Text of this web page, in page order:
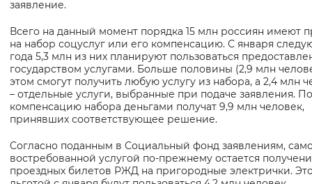
заявление.
Всего на данный момент порядка 15 млн россиян имеют
на набор соцуслуг или его компенсацию. С января
года 5,3 млн из них планируют пользоваться
государством услугами. Больше половины (2,9 млн
этом смогут получить любую услугу из набора, а 2,4 млн
– отдельные услуги, выбранные при подаче заявления.
компенсацию набора деньгами получат 9,9 млн человек,
принявших соответствующее решение.
Согласно поданным в Социальный фонд заявлениям,
востребованной услугой по-прежнему остается
проездных билетов РЖД на пригородные электрички.